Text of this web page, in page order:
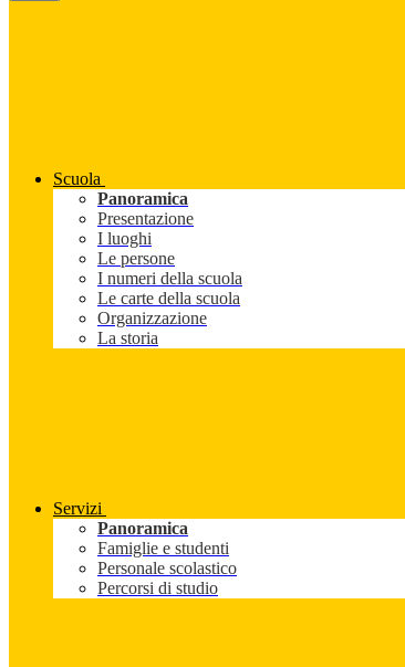
Scuola
Panoramica
Presentazione
I luoghi
Le persone
I numeri della scuola
Le carte della scuola
Organizzazione
La storia
Servizi
Panoramica
Famiglie e studenti
Personale scolastico
Percorsi di studio